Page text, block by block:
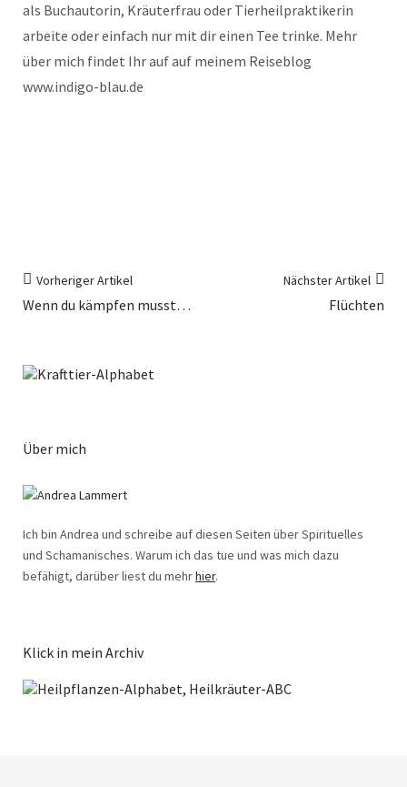
als Buchautorin, Kräuterfrau oder Tierheilpraktikerin
arbeite oder einfach nur mit dir einen Tee trinke. Mehr
über mich findet Ihr auf auf meinem Reiseblog
www.indigo-blau.de
Vorheriger Artikel
Wenn du kämpfen musst…
Nächster Artikel
Flüchten
Über mich
Ich bin Andrea und schreibe auf diesen Seiten über Spirituelles
und Schamanisches. Warum ich das tue und was mich dazu
befähigt, darüber liest du mehrhier.
Klick in mein Archiv